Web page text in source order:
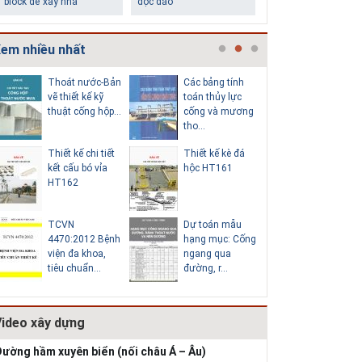
Những ngôi nhà một
tầng ít tiền vẫn đẹp
Lý do nên sử dụng gạch
block để xây nhà
Thiết kế nhà siêu nhỏ
độc đáo
nhiều nhất
Thoát nước-Bản
vẽ thiết kế kỹ
thuật cống hộp...
Thiết kế chi tiết
kết cấu bó vỉa
HT162
TCVN
4470:2012 Bệnh
viện đa khoa,
tiêu chuẩn...
Các bảng tính
toán thủy lực
cống và mương
tho...
Thiết kế kè đá
hộc HT161
Dự toán mẫu
hạng mục: Cống
ngang qua
đường, r...
xây dựng
hầm xuyên biển (nối châu Á – Âu)